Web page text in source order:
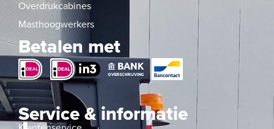
Overdrukcabines
Masthoogwerkers
Betalen met
Service & informatie